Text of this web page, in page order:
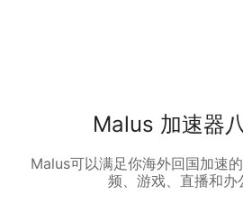
Malus 加速器
Malus可以满足你海外回国加速
频、游戏、直播和办